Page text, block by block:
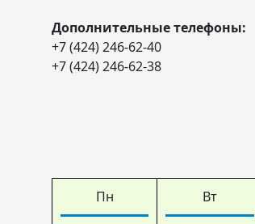
Дополнительные телефоны:
+7 (424) 246-62-40
+7 (424) 246-62-38
Пн Вт